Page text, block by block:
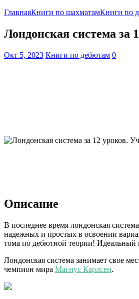
ГлавнаяКниги по шахматамКниги по
Лондонская система за
Окт 5, 2023 Книги по дебютам 0
Описание
В последнее время лондонская
надежных и простых в освоении
тома по дебютной теории! Идеальный
Лондонская система занимает свое
чемпион мира Магнус Карлсен.